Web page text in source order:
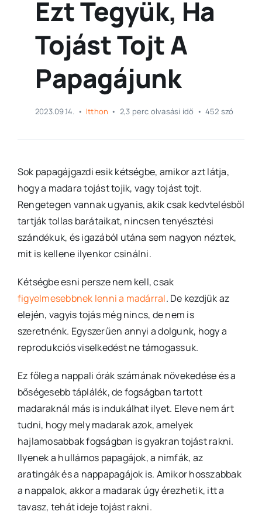
Ezt Tegyük, Ha
Tojást Tojt A
Papagájunk
2023.09.14. • Itthon • 2,3 perc olvasási idő • 452 szó
Sok papagájgazdi esik kétségbe, amikor azt látja,
hogy a madara tojást tojik, vagy tojást tojt.
Rengetegen vannak ugyanis, akik csak kedvtelésből
tartják tollas barátaikat, nincsen tenyésztési
szándékuk, és igazából utána sem nagyon néztek,
mit is kellene ilyenkor csinálni.
Kétségbe esni persze nem kell, csak
figyelmesebbnek lenni a madárral. De kezdjük az
elején, vagyis tojás még nincs, de nem is
szeretnénk. Egyszerűen annyi a dolgunk, hogy a
reprodukciós viselkedést ne támogassuk.
Ez főleg a nappali órák számának növekedése és a
bőségesebb táplálék, de fogságban tartott
madaraknál más is indukálhat ilyet. Eleve nem árt
tudni, hogy mely madarak azok, amelyek
hajlamosabbak fogságban is gyakran tojást rakni.
Ilyenek a hullámos papagájok, a nimfák, az
aratingák és a nappapagájok is. Amikor hosszabbak
a nappalok, akkor a madarak úgy érezhetik, itt a
tavasz, tehát ideje tojást rakni.